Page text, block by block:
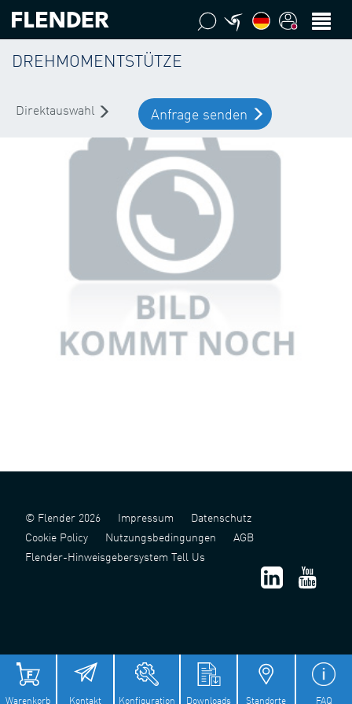
Warenkorb Kontakt Konfiguration Downloads Standorte FAQ
DREHMOMENTSTÜTZE
Direktauswahl Anfrage senden
© Flender 2026 Impressum
Datenschutz
Cookie Policy
Nutzungsbedingungen
AGB
Flender-Hinweisgebersystem Tell Us
津 ICP 备 2022006124 号 - 1 津公网安备 12011302141517 号